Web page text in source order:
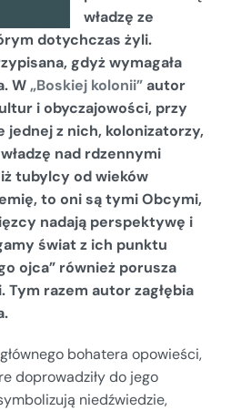
władzę ze
dotychczas żyli.
gdyż wymagała
W„Boskiej kolonii”autor
i obyczajowości, przy
z nich, kolonizatorzy,
nad rdzennymi
tubylcy od wieków
to oni są tymi Obcymi,
nadają perspektywę i
świat z ich punktu
ojca” również porusza
razem autor zagłębia
bohatera opowieści,
doprowadziły do jego
niedźwiedzie,